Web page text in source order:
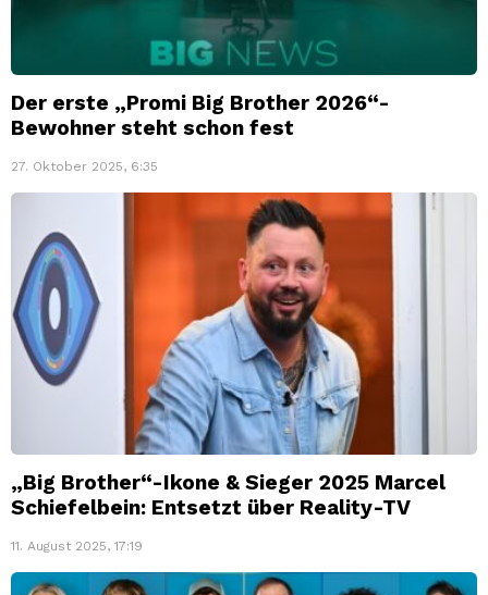
Der erste „Promi Big Brother 2026“-
Bewohner steht schon fest
27. Oktober 2025, 6:35
„Big Brother“-Ikone & Sieger 2025 Marcel
Schiefelbein: Entsetzt über Reality-TV
11. August 2025, 17:19